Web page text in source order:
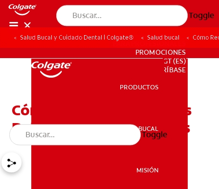
Toggle
SALUD BUCAL
PARA PROFESIONALES
PROMOCIONES
GT (ES)
SUSCRÍBASE
PRODUCTOS
SALUD BUCAL
MISIÓN
Toggle
Salud Bucal y Cuidado Dental | Colgate® Salud bucal Cómo
Cómo Reducir Los Efectos
Del Azúcar En Los Dientes